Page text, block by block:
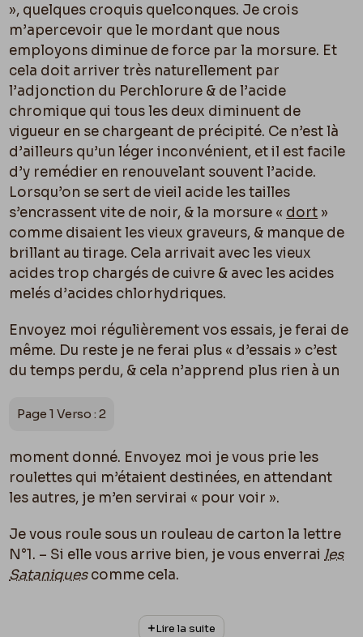
», quelques croquis quelconques. Je crois
m’apercevoir que le mordant que nous
employons diminue de force par la morsure. Et
cela doit arriver très naturellement par
l’adjonction du Perchlorure & de l’acide
chromique qui tous les deux diminuent de
vigueur en se chargeant de précipité. Ce n’est là
d’ailleurs qu’un léger inconvénient, et il est facile
d’y remédier en renouvelant souvent l’acide.
Lorsqu’on se sert de vieil acide les tailles
s’encrassent vite de noir, & la morsure « dort »
comme disaient les vieux graveurs, & manque de
brillant au tirage. Cela arrivait avec les vieux
acides trop chargés de cuivre & avec les acides
melés d’acides chlorhydriques.
Envoyez moi régulièrement vos essais, je ferai de
même. Du reste je ne ferai plus « d’essais » c’est
du temps perdu, & cela n’apprend plus rien à un
Page 1 Verso : 2
moment donné. Envoyez moi je vous prie les
roulettes qui m’étaient destinées, en attendant
les autres, je m’en servirai « pour voir ».
Je vous roule sous un rouleau de carton la lettre
N°1. – Si elle vous arrive bien, je vous enverrai les
Sataniquescomme cela.
Embrassez mon élève le petit vernimousseur
pour moi, & les autres aussi. Cela a dû vous être
Lire la suite